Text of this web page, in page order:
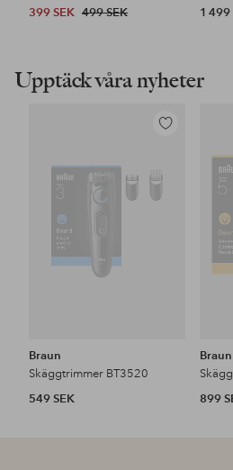
399 SEK 499 SEK
1 499
Upptäck våra nyheter
Lägg
favoriter
Braun
Skäggtrimmer BT3520
549 SEK
Braun
899